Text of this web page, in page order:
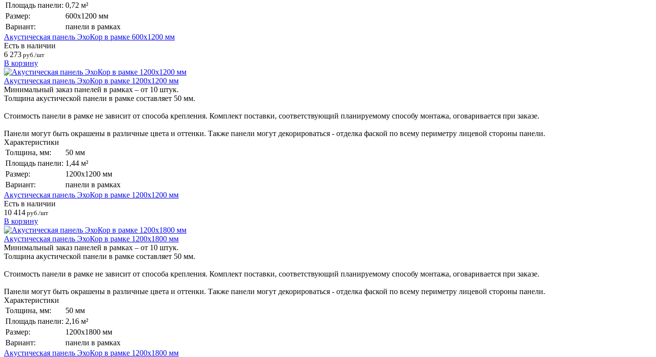
Площадь панели: 0,72 м²
Размер:
600х1200 мм
Вариант:
панели в рамках
Акустическая панель ЭхоКор в рамке 600х1200 мм
Есть в наличии
6 273 руб./шт
В корзину
Акустическая панель ЭхоКор в рамке 1200х1200 мм
Минимальный заказ панелей в рамках – от 10 штук.
Толщина акустической панели в рамке составляет 50 мм.
Стоимость панели в рамке не зависит от способа крепления. Комплект поставки, соответствующий планируемому способу монтажа, оговаривается при заказе.
Панели могут быть окрашены в различные цвета и оттенки. Также панели могут декорироваться - отделка фаской по всему периметру лицевой стороны панели.
Характеристики
Толщина, мм:
50 мм
Площадь панели: 1,44 м²
Размер:
1200х1200 мм
Вариант:
панели в рамках
Акустическая панель ЭхоКор в рамке 1200х1200 мм
Есть в наличии
10 414 руб./шт
В корзину
Акустическая панель ЭхоКор в рамке 1200х1800 мм
Минимальный заказ панелей в рамках – от 10 штук.
Толщина акустической панели в рамке составляет 50 мм.
Стоимость панели в рамке не зависит от способа крепления. Комплект поставки, соответствующий планируемому способу монтажа, оговаривается при заказе.
Панели могут быть окрашены в различные цвета и оттенки. Также панели могут декорироваться - отделка фаской по всему периметру лицевой стороны панели.
Характеристики
Толщина, мм:
50 мм
Площадь панели: 2,16 м²
Размер:
1200х1800 мм
Вариант:
панели в рамках
Акустическая панель ЭхоКор в рамке 1200х1800 мм